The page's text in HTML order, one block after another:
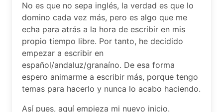
No es que no sepa inglés, la verdad es que lo
domino cada vez más, pero es algo que me
echa para atrás a la hora de escribir en mis
propio tiempo libre. Por tanto, he decidido
empezar a escribir en
español/andaluz/granaíno. De esa forma
espero animarme a escribir más, porque tengo
temas para hacerlo y nunca lo acabo haciendo.
Así pues, aquí empieza mi nuevo inicio.